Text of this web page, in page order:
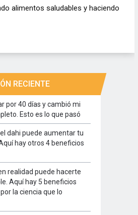
alimentos saludables y haciendo
RECIENTE
por 40 días y cambió mi
Esto es lo que pasó
dahi puede aumentar tu
hay otros 4 beneficios
realidad puede hacerte
Aquí hay 5 beneficios
la ciencia que lo